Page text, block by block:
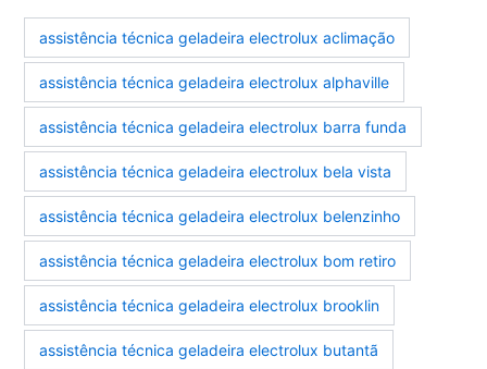
assistência técnica geladeira electrolux aclimação
assistência técnica geladeira electrolux alphaville
assistência técnica geladeira electrolux barra funda
assistência técnica geladeira electrolux bela vista
assistência técnica geladeira electrolux belenzinho
assistência técnica geladeira electrolux bom retiro
assistência técnica geladeira electrolux brooklin
assistência técnica geladeira electrolux butantã